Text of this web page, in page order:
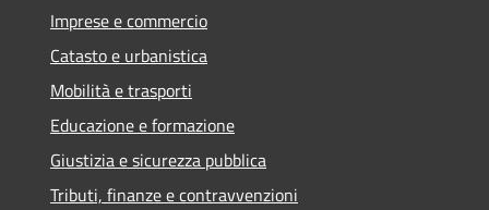
Imprese e commercio
Catasto e urbanistica
Mobilità e trasporti
Educazione e formazione
Giustizia e sicurezza pubblica
Tributi, finanze e contravvenzioni